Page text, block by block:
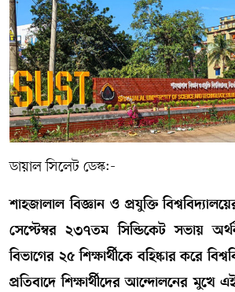
ডায়াল সিলেট ডেস্ক:-
শাহজালাল বিজ্ঞান ও প্রযুক্তি
সেপ্টেম্বর ২৩৭তম সিন্ডিকেট সভায়
বিভাগের ২৫ শিক্ষার্থীকে বহিষ্কার করে
প্রতিবাদে শিক্ষার্থীদের আন্দোলনের মুখে
সম্পাদকীয় কলাম
ABOUT US
DIAL SYLHET